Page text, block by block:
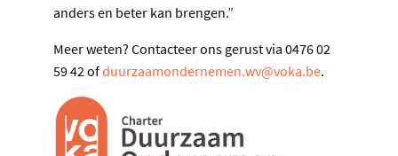
anders en beter kan brengen.”
Meer weten? Contacteer ons gerust via 0476 02
59 42 ofduurzaamondernemen.wv@voka.be.